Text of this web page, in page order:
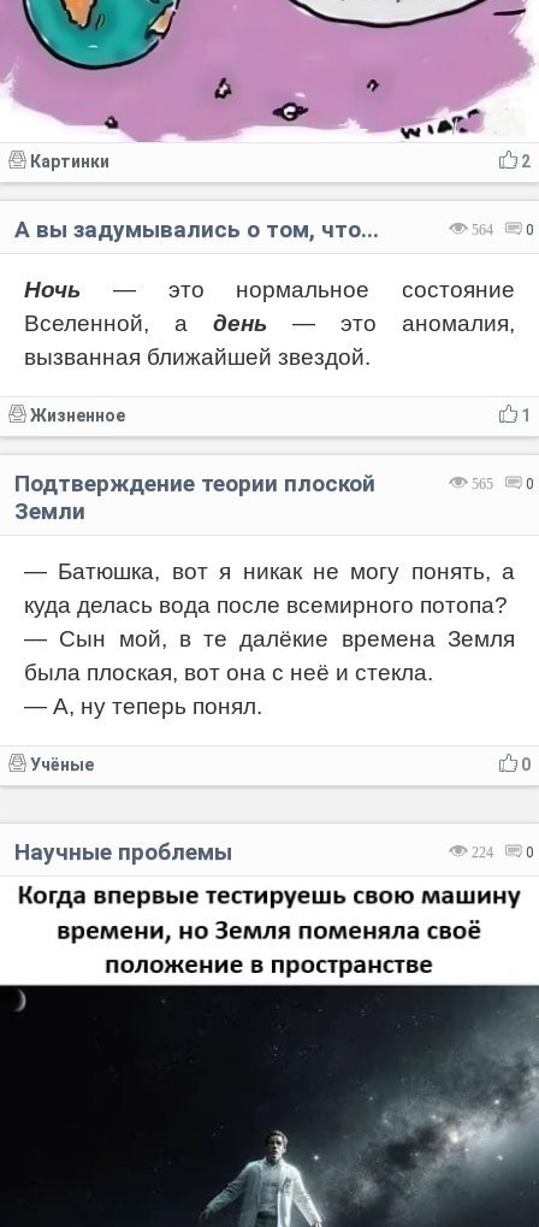
2
Картинки
564 0
А вы задумывались о том, что...
Ночь — это нормальное состояние
Вселенной, а день — это аномалия,
вызванная ближайшей звездой.
1
Жизненное
565 0
Подтверждение теории плоской
Земли
— Батюшка, вот я никак не могу понять, а
куда делась вода после всемирного потопа?
— Сын мой, в те далёкие времена Земля
была плоская, вот она с неё и стекла.
— А, ну теперь понял.
0
Учёные
224 0
Научные проблемы